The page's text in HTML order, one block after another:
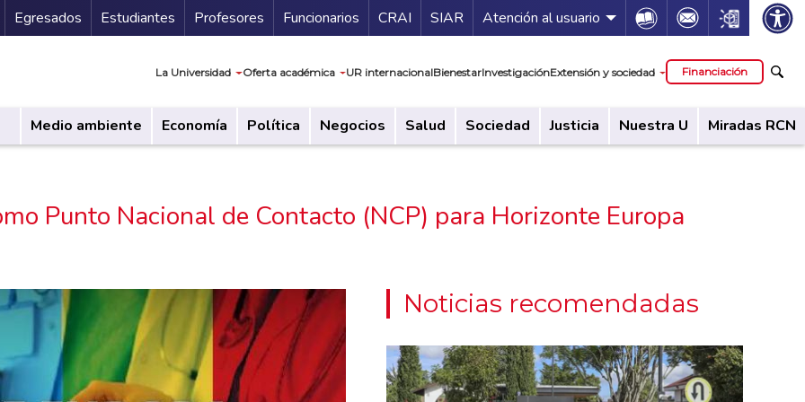
Secundario
Egresados Estudiantes Profesores Funcionarios Guía de servicios
CRAI SIAR Atención al usuario Icon Icon Icon
La Universidad Oferta académica UR internacionalBienestarInvestigaciónExtensión y sociedad Financiación
Medio ambiente Economía Política Negocios Salud Sociedad Justicia Nuestra U Miradas RCN
Punto Nacional de Contacto (NCP) para Horizonte Europa
Noticias recomendadas